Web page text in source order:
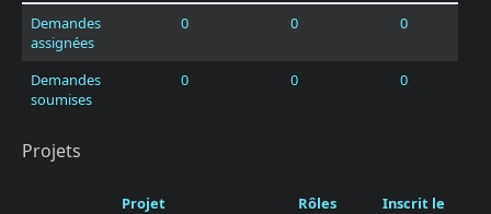
Demandes
assignées
0 0 0
Demandes
soumises
0 0 0
Projets
Projet Rôles
Inscrit le